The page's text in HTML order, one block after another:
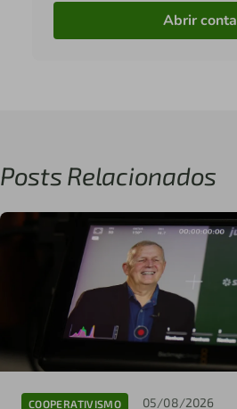
Abrir conta
Posts Relacionados
COOPERATIVISMO 05/08/2026